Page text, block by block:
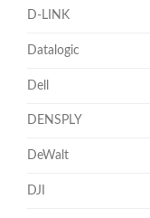
D-LINK
Datalogic
Dell
DENSPLY
DeWalt
DJI